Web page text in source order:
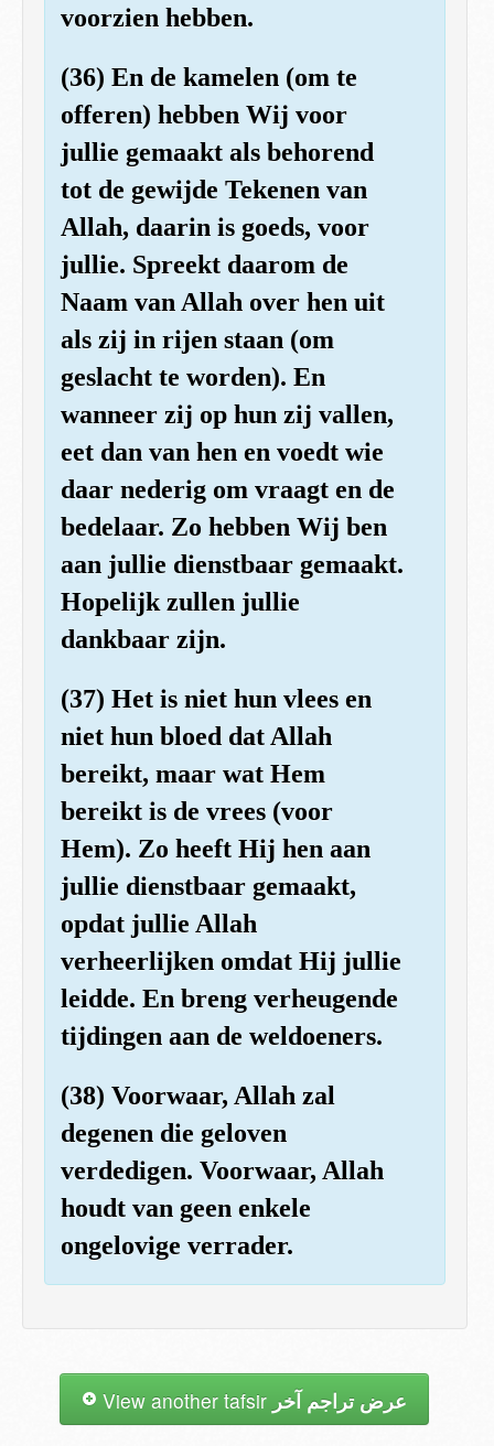
voorzien hebben.
(36) En de kamelen (om te
offeren) hebben Wij voor
jullie gemaakt als behorend
tot de gewijde Tekenen van
Allah, daarin is goeds, voor
jullie. Spreekt daarom de
Naam van Allah over hen uit
als zij in rijen staan (om
geslacht te worden). En
wanneer zij op hun zij vallen,
eet dan van hen en voedt wie
daar nederig om vraagt en de
bedelaar. Zo hebben Wij ben
aan jullie dienstbaar gemaakt.
Hopelijk zullen jullie
dankbaar zijn.
(37) Het is niet hun vlees en
niet hun bloed dat Allah
bereikt, maar wat Hem
bereikt is de vrees (voor
Hem). Zo heeft Hij hen aan
jullie dienstbaar gemaakt,
opdat jullie Allah
verheerlijken omdat Hij jullie
leidde. En breng verheugende
tijdingen aan de weldoeners.
(38) Voorwaar, Allah zal
degenen die geloven
verdedigen. Voorwaar, Allah
houdt van geen enkele
ongelovige verrader.
عرض تراجم آخر